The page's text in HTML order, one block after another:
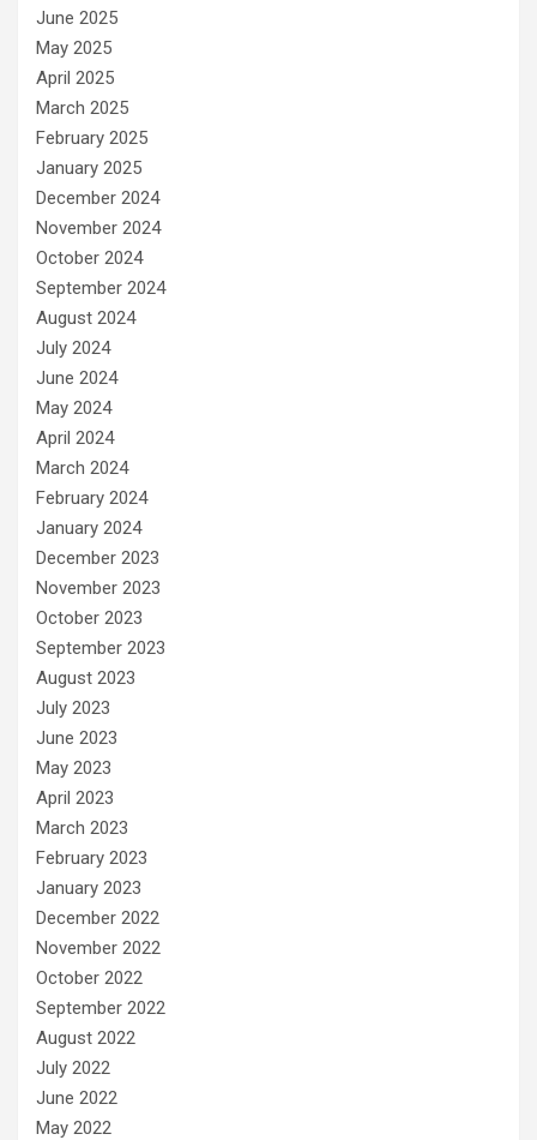
June 2025
May 2025
April 2025
March 2025
February 2025
January 2025
December 2024
November 2024
October 2024
September 2024
August 2024
July 2024
June 2024
May 2024
April 2024
March 2024
February 2024
January 2024
December 2023
November 2023
October 2023
September 2023
August 2023
July 2023
June 2023
May 2023
April 2023
March 2023
February 2023
January 2023
December 2022
November 2022
October 2022
September 2022
August 2022
July 2022
June 2022
May 2022